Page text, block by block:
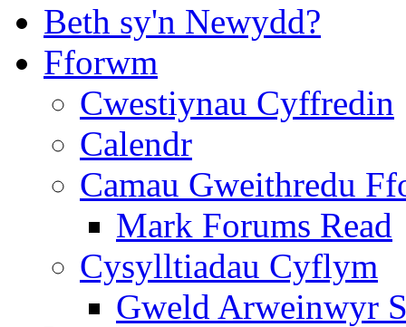
Beth sy'n Newydd?
Fforwm
Cwestiynau Cyffredin
Calendr
Camau Gweithredu
Mark Forums Read
Cysylltiadau Cyflym
Gweld Arweinwyr